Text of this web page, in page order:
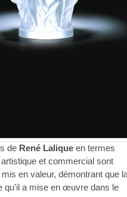
de René Lalique en termes
et commercial sont
en valeur, démontrant que
qu’il a mise en œuvre dans le